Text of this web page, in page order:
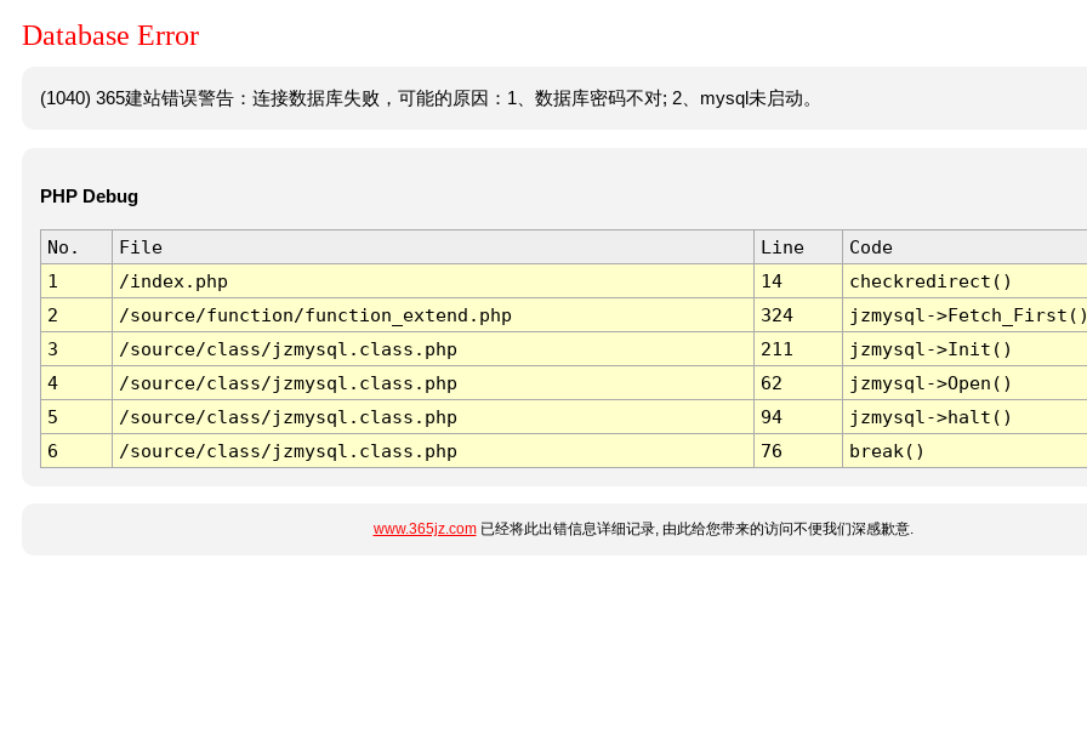
Database Error
(1040) 365建站错误警告：连接数据库失败，可能的原因：1、数据库密码不对; 2、mysql未启动。
PHP Debug
No. File Line
Code
1
/index.php 14
checkredirect()
2
/source/function/function_extend.php 324
jzmysql-
3
/source/class/jzmysql.class.php 211
jzmysql->Init()
4
/source/class/jzmysql.class.php 62
jzmysql->Open()
5
/source/class/jzmysql.class.php 94
jzmysql->halt()
6
/source/class/jzmysql.class.php 76 break()
www.365jz.com已经将此出错信息详细记录, 由此给您带来的访问不便我们深感歉意.